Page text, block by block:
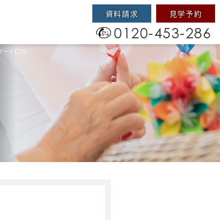
資料請求 見学予約
0120-453-286
ト仁川）